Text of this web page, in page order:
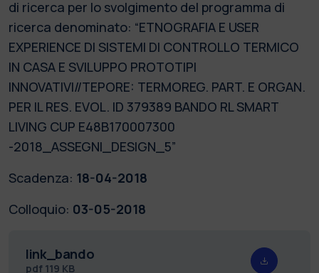
di ricerca per lo svolgimento del programma di
ricerca denominato: “ETNOGRAFIA E USER
EXPERIENCE DI SISTEMI DI CONTROLLO TERMICO
IN CASA E SVILUPPO PROTOTIPI
INNOVATIVI//TEPORE: TERMOREG. PART. E ORGAN.
PER IL RES. EVOL. ID 379389 BANDO RL SMART
LIVING CUP E48B170007300
-2018_ASSEGNI_DESIGN_5”
Scadenza: 18-04-2018
Colloquio: 03-05-2018
link_bando
pdf 119 KB